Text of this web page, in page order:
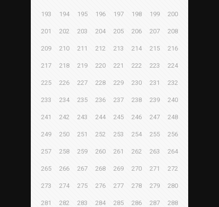
193 194 195 196 197 198 199 200
201 202 203 204 205 206 207 208
209 210 211 212 213 214 215 216
217 218 219 220 221 222 223 224
225 226 227 228 229 230 231 232
233 234 235 236 237 238 239 240
241 242 243 244 245 246 247 248
249 250 251 252 253 254 255 256
257 258 259 260 261 262 263 264
265 266 267 268 269 270 271 272
273 274 275 276 277 278 279 280
281 282 283 284 285 286 287 288